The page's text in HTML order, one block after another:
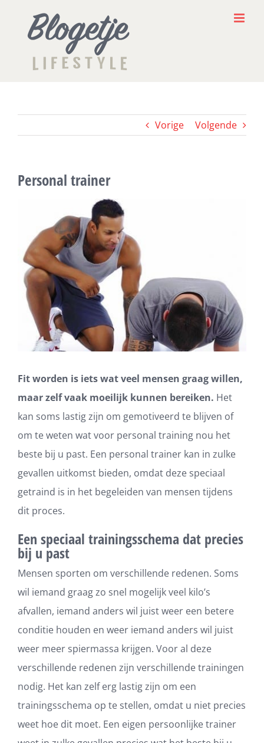
Vorige Volgende
Personal trainer
Fit worden is iets wat veel mensen graag willen,
maar zelf vaak moeilijk kunnen bereiken. Het
kan soms lastig zijn om gemotiveerd te blijven of
om te weten wat voor personal training nou het
beste bij u past. Een personal trainer kan in zulke
gevallen uitkomst bieden, omdat deze speciaal
getraind is in het begeleiden van mensen tijdens
dit proces.
Een speciaal trainingsschema dat precies
bij u past
Mensen sporten om verschillende redenen. Soms
wil iemand graag zo snel mogelijk veel kilo’s
afvallen, iemand anders wil juist weer een betere
conditie houden en weer iemand anders wil juist
weer meer spiermassa krijgen. Voor al deze
verschillende redenen zijn verschillende trainingen
nodig. Het kan zelf erg lastig zijn om een
trainingsschema op te stellen, omdat u niet precies
weet hoe dit moet. Een eigen persoonlijke trainer